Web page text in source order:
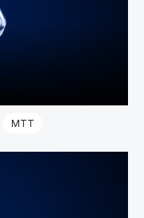
MTT